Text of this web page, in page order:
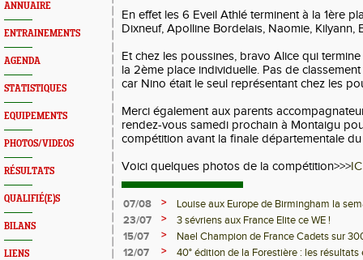
ANNUAIRE
ENTRAINEMENTS
AGENDA
STATISTIQUES
EQUIPEMENTS
PHOTOS/VIDEOS
RÉSULTATS
QUALIFIÉ(E)S
BILANS
LIENS
En effet les 6 Eveil Athlé terminent à la 1ère
Dixneuf, Apolline Bordelais, Naomie, Kilyann,
Et chez les poussines, bravo Alice qui
la 2ème place individuelle. Pas de
car Nino était le seul représentant chez les
Merci également aux parents
rendez-vous samedi prochain à Montaigu
compétition avant la finale départementale
Voici quelques photos de la compétition>>>
07/08 >
Louise aux Europe de Birmingham la
23/07
>
3 sévriens aux France Elite ce WE !
15/07
>
Nael Champion de France Cadets sur
12/07
>
40° édition de la Forestière : les résultats